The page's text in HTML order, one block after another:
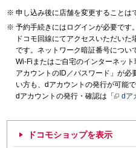
申し込み後に店舗を変更することは
予約手続きにはログインが必要です。
ドコモ回線にてアクセスいただい
です。ネットワーク暗証番号につい
Wi-Fiまたはご自宅のインターネッ
アカウントのID／パスワード」が必
い方も、dアカウントの発行が可能で
dアカウントの発行・確認は「
dア
ドコモショップを表示